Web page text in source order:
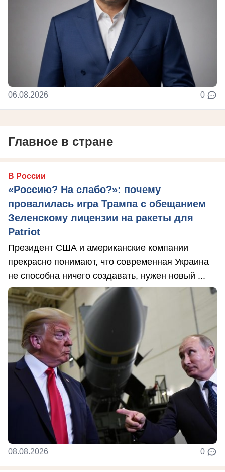
06.08.2026 0
Главное в стране
В России
«Россию? На слабо?»: почему
провалилась игра Трампа с обещанием
Зеленскому лицензии на ракеты для
Patriot
Президент США и американские компании
прекрасно понимают, что современная Украина
не способна ничего создавать, нужен новый ...
08.08.2026 0